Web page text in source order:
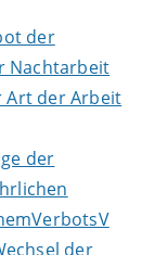
der
Nachtarbeit
Art der Arbeit
der
der